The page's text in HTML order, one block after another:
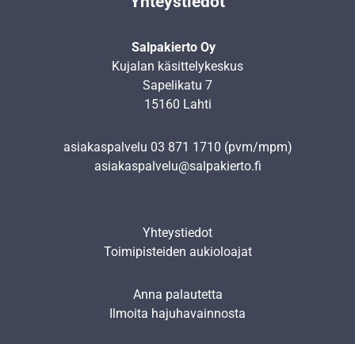
Salpakierto Oy
Kujalan käsittelykeskus
Sapelikatu 7
15160 Lahti
asiakaspalvelu 03 871 1710 (pvm/mpm)
asiakaspalvelu@salpakierto.fi
Yhteystiedot
Toimipisteiden aukioloajat
Anna palautetta
Ilmoita hajuhavainnosta